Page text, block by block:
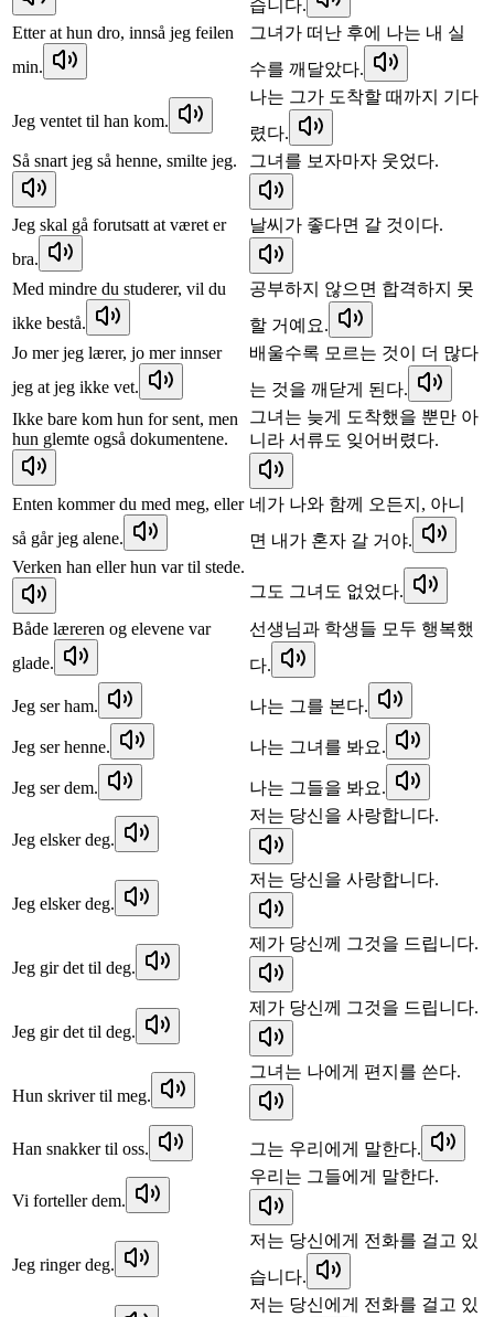
습니다.
Etter at hun dro, innså jeg feilen
min.
그녀가 떠난 후에 나는 내 실
수를 깨달았다.
Jeg ventet til han kom.
나는 그가 도착할 때까지 기다
렸다.
Så snart jeg så henne, smilte jeg.
그녀를 보자마자 웃었다.
Jeg skal gå forutsatt at været er
bra.
날씨가 좋다면 갈 것이다.
Med mindre du studerer, vil du
ikke bestå.
공부하지 않으면 합격하지 못
할 거예요.
Jo mer jeg lærer, jo mer innser
jeg at jeg ikke vet.
배울수록 모르는 것이 더 많다
는 것을 깨닫게 된다.
Ikke bare kom hun for sent, men
hun glemte også dokumentene.
그녀는 늦게 도착했을 뿐만 아
니라 서류도 잊어버렸다.
Enten kommer du med meg, eller
så går jeg alene.
네가 나와 함께 오든지, 아니
면 내가 혼자 갈 거야.
Verken han eller hun var til stede.
그도 그녀도 없었다.
Både læreren og elevene var
glade.
선생님과 학생들 모두 행복했
다.
Jeg ser ham. 나는 그를 본다.
Jeg ser henne. 나는 그녀를 봐요.
Jeg ser dem. 나는 그들을 봐요.
Jeg elsker deg.
저는 당신을 사랑합니다.
Jeg elsker deg.
저는 당신을 사랑합니다.
Jeg gir det til deg.
제가 당신께 그것을 드립니다.
Jeg gir det til deg.
제가 당신께 그것을 드립니다.
Hun skriver til meg.
그녀는 나에게 편지를 쓴다.
Han snakker til oss. 그는 우리에게 말한다.
Vi forteller dem.
우리는 그들에게 말한다.
Jeg ringer deg.
저는 당신에게 전화를 걸고 있
습니다.
저는 당신에게 전화를 걸고 있